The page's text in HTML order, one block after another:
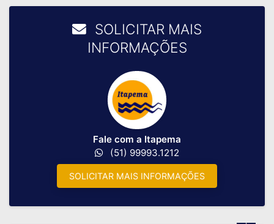
SOLICITAR MAIS
INFORMAÇÕES
Fale com a Itapema
(51) 99993.1212
SOLICITAR MAIS INFORMAÇÕES